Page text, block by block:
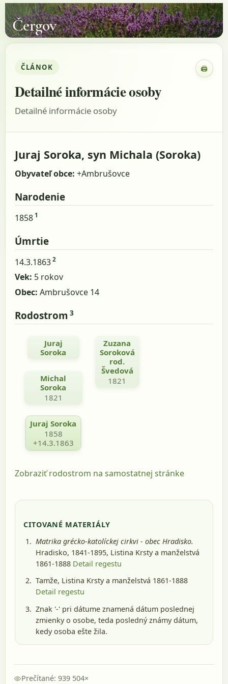
Čergov
ČLÁNOK 🖨
Detailné informácie osoby
Detailné informácie osoby
Juraj Soroka, syn Michala (Soroka)
Obyvateľ obce: +Ambrušovce
Narodenie
1858 1
Úmrtie
14.3.1863 2
Vek: 5 rokov
Obec: Ambrušovce 14
Rodostrom 3
Juraj
Soroka
Michal
Soroka
1821
Zuzana
Soroková
rod.
Švedová
1821
Juraj Soroka
1858
+14.3.1863
Zobraziť rodostrom na samostatnej stránke
CITOVANÉ MATERIÁLY
Matrika grécko-katolíckej cirkvi - obec Hradisko.
Hradisko, 1841-1895, Listina Krsty a manželstvá
1861-1888 Detail regestu
Tamže, Listina Krsty a manželstvá 1861-1888
Detail regestu
Znak '-' pri dátume znamená dátum poslednej
zmienky o osobe, teda posledný známy dátum,
kedy osoba ešte žila.
Prečítané: 939 504×